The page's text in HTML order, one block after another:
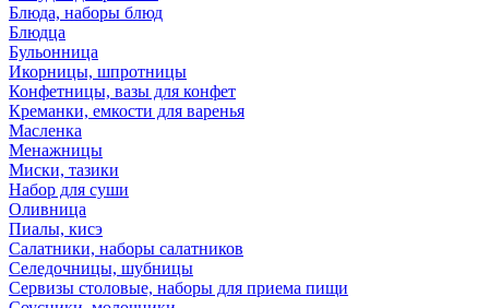
Блюда, наборы блюд
Блюдца
Бульонница
Икорницы, шпротницы
Конфетницы, вазы для конфет
Креманки, емкости для варенья
Масленка
Менажницы
Миски, тазики
Набор для суши
Оливница
Пиалы, кисэ
Салатники, наборы салатников
Селедочницы, шубницы
Сервизы столовые, наборы для приема пищи